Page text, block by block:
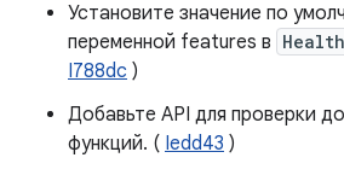
Установите значение по
переменной features в
I788dc )
Добавьте API для проверки
функций. ( Iedd43 )